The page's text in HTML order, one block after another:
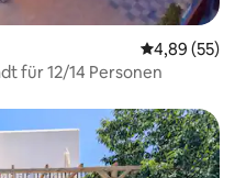
4,89 (55)
für 12/14 Personen